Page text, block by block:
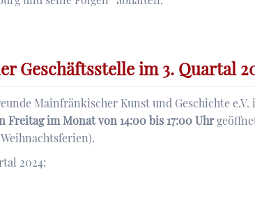
Geschäftsstelle im 3. Quartal
Mainfränkischer Kunst und Geschichte e.V.
Freitag im Monat von 14:00 bis 17:00 Uhr
2024: